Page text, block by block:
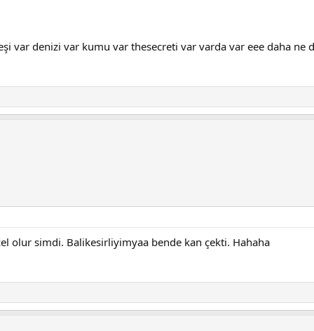
var denizi var kumu var thesecreti var varda var eee daha
olur simdi. Balikesirliyimyaa bende kan çekti. Hahaha